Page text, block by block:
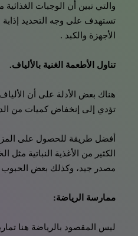
والتي تبين أن الوجبات
تستهدف على وجه التحديد
الأجهزة والكبد .
تناول الأطعمة الغنية بالألياف.
هناك بعض الأدلة على أن الألياف
تؤدي إلى إنخفاض كميات من
أفضل طريقة للحصول على
الكثير من الأغذية النباتية مثل
مصدر جيد، وكذلك بعض الحبوب
ممارسة الرياضة:
ليس المقصود بالرياضة هنا